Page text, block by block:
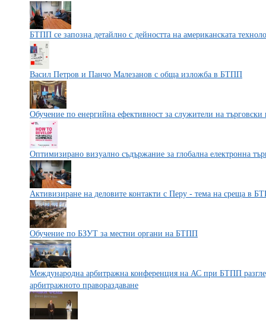
БТПП се запозна детайлно с дейността на американската
Васил Петров и Панчо Малезанов с обща изложба в БТПП
Обучение по енергийна ефективност за служители на
Оптимизирано визуално съдържание за глобална електронна
Активизиране на деловите контакти с Перу - тема на среща в
Обучение по БЗУТ за местни органи на БТПП
Международна арбитражна конференция на АС при БТПП
арбитражното правораздаване